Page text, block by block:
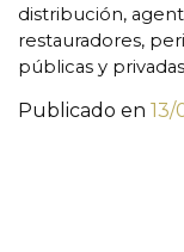
distribución,
restauradores,
públicas y
Publicado en 13/